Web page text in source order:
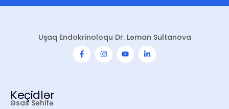
Uşaq Endokrinoloqu Dr. Ləman Sultanova
Keçidlər
Əsas Səhifə